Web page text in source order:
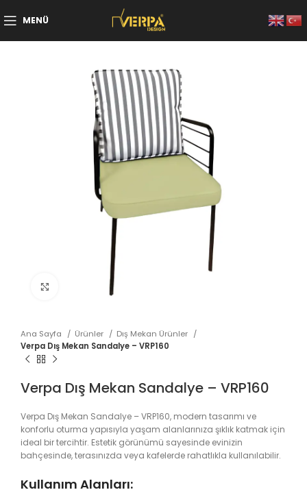
MENÜ
Büyütmek için tıklayın
Ana Sayfa Ürünler
Dış Mekan Ürünler
Verpa Dış Mekan Sandalye – VRP160
Verpa Dış Mekan Sandalye – VRP160
Verpa Dış Mekan Sandalye – VRP160, modern tasarımı ve
konforlu oturma yapısıyla yaşam alanlarınıza şıklık katmak için
ideal bir tercihtir. Estetik görünümü sayesinde evinizin
bahçesinde, terasınızda veya kafelerde rahatlıkla kullanılabilir.
Kullanım Alanları: